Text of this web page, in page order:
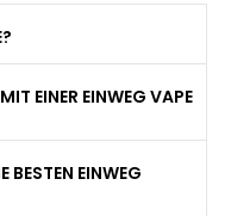
EINER EINWEG VAPE
BESTEN EINWEG